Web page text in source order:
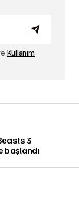
Kullanım
3
başlandı